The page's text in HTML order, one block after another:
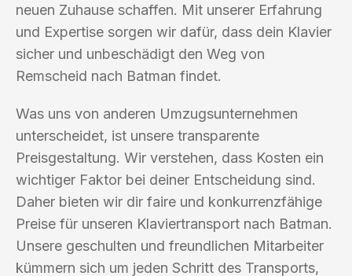
neuen Zuhause schaffen. Mit unserer Erfahrung
und Expertise sorgen wir dafür, dass dein Klavier
sicher und unbeschädigt den Weg von
Remscheid nach Batman findet.
Was uns von anderen Umzugsunternehmen
unterscheidet, ist unsere transparente
Preisgestaltung. Wir verstehen, dass Kosten ein
wichtiger Faktor bei deiner Entscheidung sind.
Daher bieten wir dir faire und konkurrenzfähige
Preise für unseren Klaviertransport nach Batman.
Unsere geschulten und freundlichen Mitarbeiter
kümmern sich um jeden Schritt des Transports,